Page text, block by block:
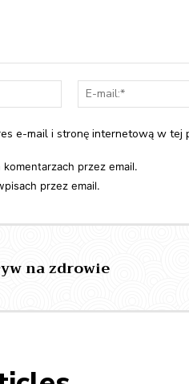
Nazwa:*
e-mail i stronę internetową w tej
przez email.
przez email.
na zdrowie